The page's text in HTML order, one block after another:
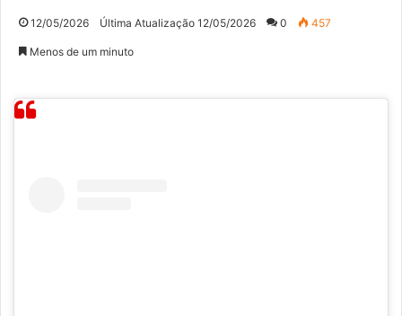
12/05/2026 Última Atualização 12/05/2026 0 457
Menos de um minuto